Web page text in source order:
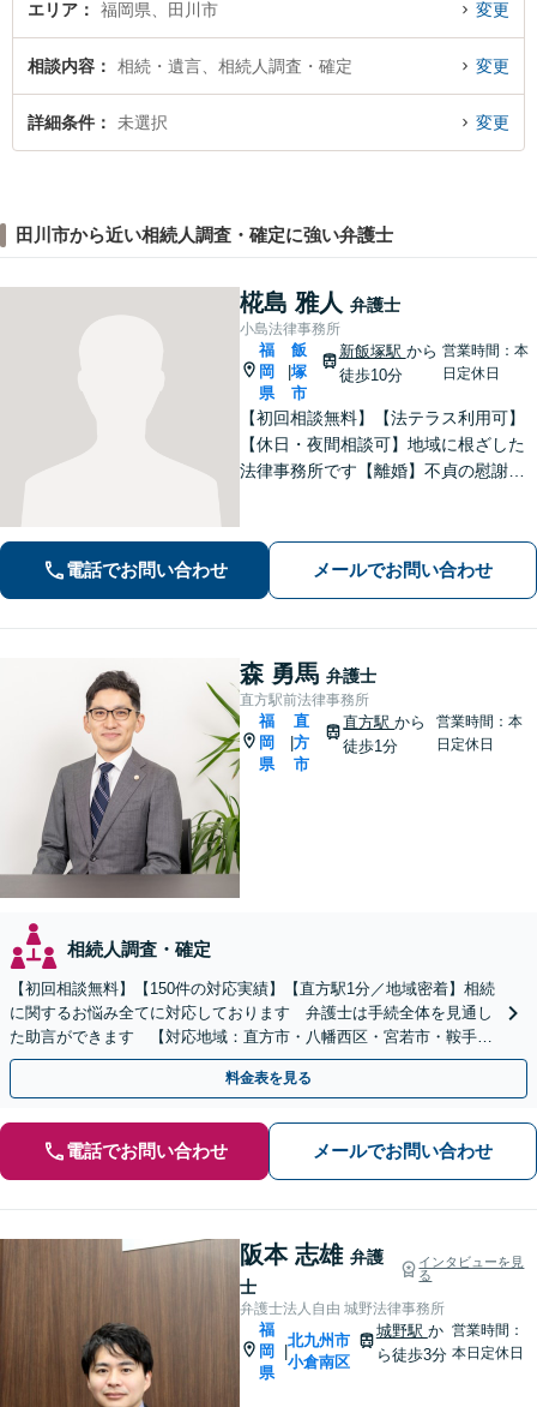
エリア 福岡県、田川市 変更
相談内容 相続・遺言、相続人調査・確定 変更
詳細条件 未選択 変更
田川市から近い相続人調査・確定に強い弁護士
椛島 雅人 弁護士
小島法律事務所
福
岡
県
飯
塚
市
新飯塚駅 から
徒歩10分
営業時間：本
日定休日
【初回相談無料】【法テラス利用可】
【休日・夜間相談可】地域に根ざした
法律事務所です【離婚】不貞の慰謝料
害、過失、後遺障害、交渉、訴訟な
ど、解決実績豊富。弁護士特約を利用
できます。
電話でお問い合わせ メールでお問い合わせ
森 勇馬 弁護士
直方駅前法律事務所
福
岡
県
直
方
市
直方駅から
徒歩1分
営業時間：本
日定休日
相続人調査・確定
【初回相談無料】【150件の対応実績】【直方駅1分／地域密着】相続
に関するお悩み全てに対応しております 弁護士は手続全体を見通し
た助言ができます 【対応地域：直方市・八幡西区・宮若市・鞍手
町・小竹町・福智町・中間市】
料金表を見る
電話でお問い合わせ メールでお問い合わせ
阪本 志雄 弁護
士
インタビューを見
る
弁護士法人自由 城野法律事務所
福
岡
県
|
北九州市
小倉南区
城野駅 か
ら徒歩3分
営業時間：
本日定休日